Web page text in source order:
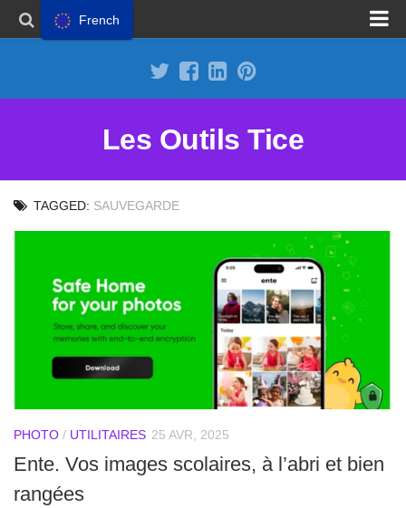
Les Outils Tice
TAGGED: SAUVEGARDE
PHOTO / UTILITAIRES 25 AVR, 2025
Ente. Vos images scolaires, à l’abri et bien
rangées
French